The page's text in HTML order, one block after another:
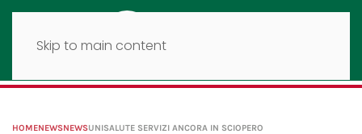
Skip to main content
HOMENEWSNEWSUNISALUTE SERVIZI ANCORA IN SCIOPERO